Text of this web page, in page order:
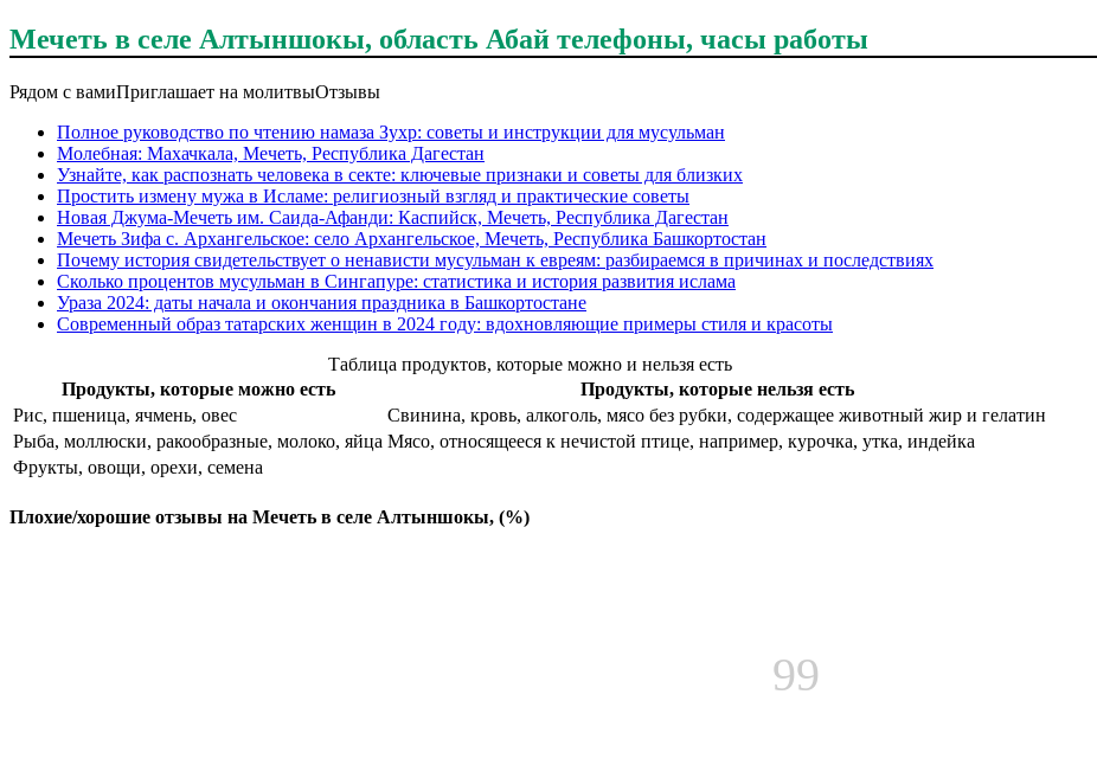
Мечеть в селе Алтыншокы, область Абай телефоны, часы работы
Рядом с вамиПриглашает на молитвыОтзывы
Полное руководство по чтению намаза Зухр: советы и инструкции для мусульман
Молебная: Махачкала, Мечеть, Республика Дагестан
Узнайте, как распознать человека в секте: ключевые признаки и советы для близких
Простить измену мужа в Исламе: религиозный взгляд и практические советы
Новая Джума-Мечеть им. Саида-Афанди: Каспийск, Мечеть, Республика Дагестан
Мечеть Зифа с. Архангельское: село Архангельское, Мечеть, Республика Башкортостан
Почему история свидетельствует о ненависти мусульман к евреям: разбираемся в причинах и последствиях
Сколько процентов мусульман в Сингапуре: статистика и история развития ислама
Ураза 2024: даты начала и окончания праздника в Башкортостане
Современный образ татарских женщин в 2024 году: вдохновляющие примеры стиля и красоты
Таблица продуктов, которые можно и нельзя есть
Продукты, которые можно есть
Продукты, которые нельзя есть
Рис, пшеница, ячмень, овес
Свинина, кровь, алкоголь, мясо без рубки, содержащее животный жир и гелатин
Рыба, моллюски, ракообразные, молоко, яйца Мясо, относящееся к нечистой птице, например, курочка, утка, индейка
Фрукты, овощи, орехи, семена
Плохие/хорошие отзывы на Мечеть в селе Алтыншокы, (%)
99